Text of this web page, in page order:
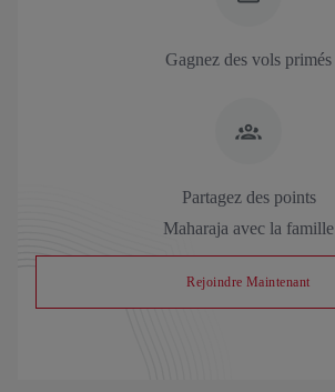
Gagnez des vols primés
Partagez des points
Maharaja avec la famille
Rejoindre Maintenant